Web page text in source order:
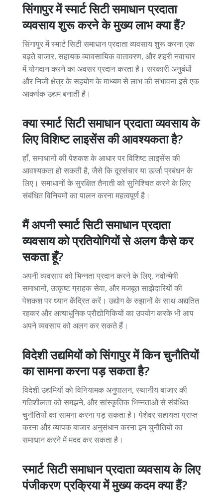
सिंगापुर में स्मार्ट सिटी समाधान प्रदाता
व्यवसाय शुरू करने के मुख्य लाभ क्या हैं?
सिंगापुर में स्मार्ट सिटी समाधान प्रदाता व्यवसाय शुरू करना एक
बढ़ते बाजार, सहायक व्यावसायिक वातावरण, और शहरी नवाचार
में योगदान करने का अवसर प्रदान करता है। सरकारी अनुबंधों
और निजी क्षेत्र के सहयोग के माध्यम से लाभ की संभावना इसे एक
आकर्षक उद्यम बनाती है।
क्या स्मार्ट सिटी समाधान प्रदाता व्यवसाय के
लिए विशिष्ट लाइसेंस की आवश्यकता है?
हाँ, समाधानों की पेशकश के आधार पर विशिष्ट लाइसेंस की
आवश्यकता हो सकती है, जैसे कि दूरसंचार या ऊर्जा प्रबंधन के
लिए। समाधानों के सुरक्षित तैनाती को सुनिश्चित करने के लिए
संबंधित विनियमों का पालन करना महत्वपूर्ण है।
मैं अपनी स्मार्ट सिटी समाधान प्रदाता
व्यवसाय को प्रतियोगियों से अलग कैसे कर
सकता हूँ?
अपनी व्यवसाय को भिन्नता प्रदान करने के लिए, नवोन्मेषी
समाधानों, उत्कृष्ट ग्राहक सेवा, और मजबूत साझेदारियों की
पेशकश पर ध्यान केंद्रित करें। उद्योग के रुझानों के साथ अद्यतित
रहकर और अत्याधुनिक प्रौद्योगिकियों का उपयोग करके भी आप
अपने व्यवसाय को अलग कर सकते हैं।
विदेशी उद्यमियों को सिंगापुर में किन चुनौतियों
का सामना करना पड़ सकता है?
विदेशी उद्यमियों को विनियामक अनुपालन, स्थानीय बाजार की
गतिशीलता को समझने, और सांस्कृतिक भिन्नताओं से संबंधित
चुनौतियों का सामना करना पड़ सकता है। पेशेवर सहायता प्राप्त
करना और व्यापक बाजार अनुसंधान करना इन चुनौतियों का
समाधान करने में मदद कर सकता है।
स्मार्ट सिटी समाधान प्रदाता व्यवसाय के लिए
पंजीकरण प्रक्रिया में मुख्य कदम क्या हैं?